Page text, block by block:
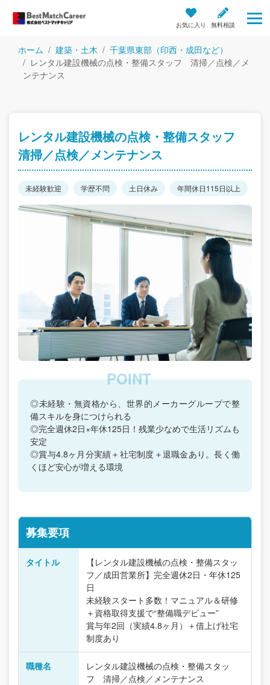
お気に入り 無料相談
ホーム 建築・土木
千葉県東部（印西・成田など）
レンタル建設機械の点検・整備スタッフ 清掃／点検／メ
ンテナンス
レンタル建設機械の点検・整備スタッフ
清掃／点検／メンテナンス
未経験歓迎 学歴不問 土日休み 年間休日115日以上
◎未経験・無資格から、世界的メーカーグループで整
備スキルを身につけられる
◎完全週休2日×年休125日！残業少なめで生活リズムも
安定
◎賞与4.8ヶ月分実績＋社宅制度＋退職金あり。長く働
くほど安心が増える環境
募集要項
タイトル
【レンタル建設機械の点検・整備スタッ
フ／成田営業所】完全週休2日・年休125
日
未経験スタート多数！マニュアル＆研修
＋資格取得支援で“整備職デビュー”
賞与年2回（実績4.8ヶ月）＋借上げ社宅
制度あり
職種名
レンタル建設機械の点検・整備スタッ
フ 清掃／点検／メンテナンス